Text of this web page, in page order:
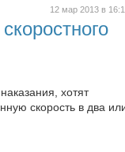
12 мар 2013 в
хотят
скорость в два